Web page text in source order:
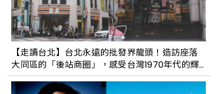
【走讀台北】台北永遠的批發界龍頭！造訪座落
大同區的「後站商圈」，感受台灣1970年代的輝
煌歷史